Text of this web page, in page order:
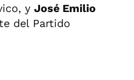
y José Emilio
del Partido